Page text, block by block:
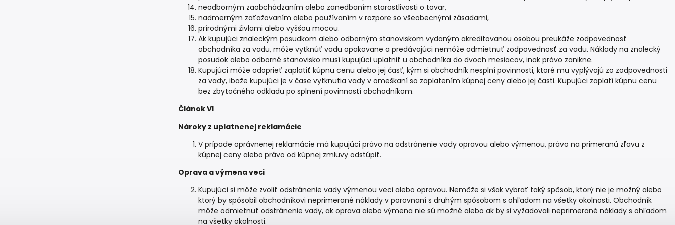
neodborným zaobchádzaním alebo zanedbaním starostlivosti o tovar,
nadmerným zaťažovaním alebo používaním v rozpore so všeobecnými zásadami,
prírodnými živlami alebo vyššou mocou.
Ak kupujúci znaleckým posudkom alebo odborným stanoviskom vydaným akreditovanou osobou preukáže zodpovednosť
obchodníka za vadu, môže vytknúť vadu opakovane a predávajúci nemôže odmietnuť zodpovednosť za vadu. Náklady na znalecký
posudok alebo odborné stanovisko musí kupujúci uplatniť u obchodníka do dvoch mesiacov, inak právo zanikne.
Kupujúci môže odoprieť zaplatiť kúpnu cenu alebo jej časť, kým si obchodník nesplní povinnosti, ktoré mu vyplývajú zo zodpovednosti
za vady, ibaže kupujúci je v čase vytknutia vady v omeškaní so zaplatením kúpnej ceny alebo jej časti. Kupujúci zaplatí kúpnu cenu
bez zbytočného odkladu po splnení povinností obchodníkom.
Článok VI
Nároky z uplatnenej reklamácie
V prípade oprávnenej reklamácie má kupujúci právo na odstránenie vady opravou alebo výmenou, právo na primeranú zľavu z
kúpnej ceny alebo právo od kúpnej zmluvy odstúpiť.
Oprava a výmena veci
Kupujúci si môže zvoliť odstránenie vady výmenou veci alebo opravou. Nemôže si však vybrať taký spôsob, ktorý nie je možný alebo
ktorý by spôsobil obchodníkovi neprimerané náklady v porovnaní s druhým spôsobom s ohľadom na všetky okolnosti. Obchodník
môže odmietnuť odstránenie vady, ak oprava alebo výmena nie sú možné alebo ak by si vyžadovali neprimerané náklady s ohľadom
na všetky okolnosti.